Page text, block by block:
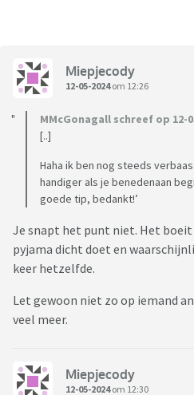
Miepjecody
12-05-2024om 12:26
MMcGonagall schreef op 12-
[..]
Haha ik ben nog steeds
handiger als je benedenaan
goede tip, bedankt!’
Je snapt het punt niet. Het boeit
pyjama dicht doet en
keer hetzelfde.
Let gewoon niet zo op iemand
veel meer.
Miepjecody
12-05-2024om 12:30